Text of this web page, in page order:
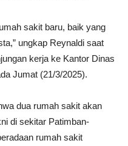
sakit baru, baik yang
ungkap Reynaldi saat
kerja ke Kantor Dinas
Jumat (21/3/2025).
dua rumah sakit akan
di sekitar Patimban-
rumah sakit